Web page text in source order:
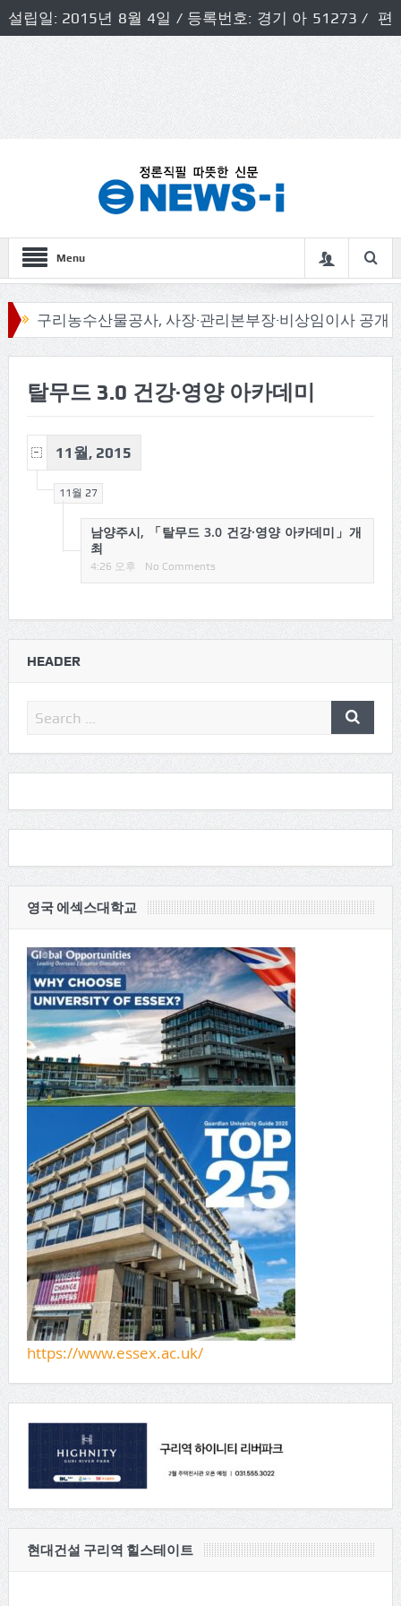
설립일: 2015년 8월 4일 / 등록번호: 경기 아 51273 / 편
집인 및 발행인: 허득천 / 개인정보책임자 및 청소년보호호
책임자: 최상규
Menu
구리농수산물공사, 사장·관리본부장·비상임이사 공개모집
탈무드 3.0 건강·영양 아카데미
11월, 2015
11월 27
남양주시, 「탈무드 3.0 건강·영양 아카데미」개
최
4:26 오후 No Comments
HEADER
영국 에섹스대학교
https://www.essex.ac.uk/
현대건설 구리역 힐스테이트